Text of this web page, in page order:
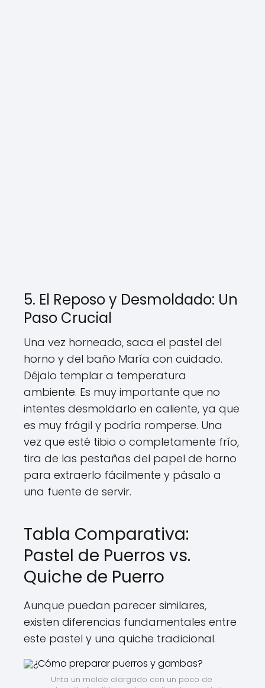
5. El Reposo y Desmoldado: Un
Paso Crucial
Una vez horneado, saca el pastel del
horno y del baño María con cuidado.
Déjalo templar a temperatura
ambiente. Es muy importante que no
intentes desmoldarlo en caliente, ya que
es muy frágil y podría romperse. Una
vez que esté tibio o completamente frío,
tira de las pestañas del papel de horno
para extraerlo fácilmente y pásalo a
una fuente de servir.
Tabla Comparativa:
Pastel de Puerros vs.
Quiche de Puerro
Aunque puedan parecer similares,
existen diferencias fundamentales entre
este pastel y una quiche tradicional.
Unta un molde alargado con un poco de